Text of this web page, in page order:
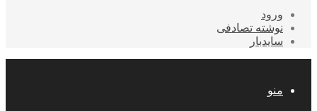
ورود
نوشته تصادفی
سایدبار
منو